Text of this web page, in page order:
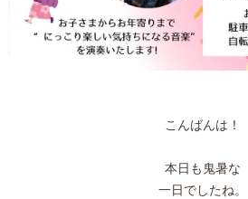
こんばんは！
本日も鬼暑な
一日でしたね。